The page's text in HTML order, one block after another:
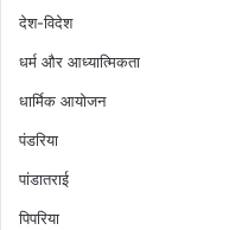
देश-विदेश
धर्म और आध्यात्मिकता
धार्मिक आयोजन
पंडरिया
पांडातराई
पिपरिया